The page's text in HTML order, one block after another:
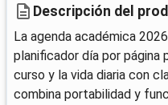
Descripción del
La agenda académica
planificador día por página
curso y la vida diaria con
combina portabilidad y